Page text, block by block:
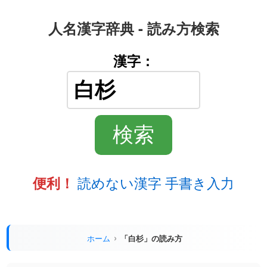
人名漢字辞典 - 読み方検索
漢字：
便利！ 読めない漢字 手書き入力
ホーム 「白杉」の読み方